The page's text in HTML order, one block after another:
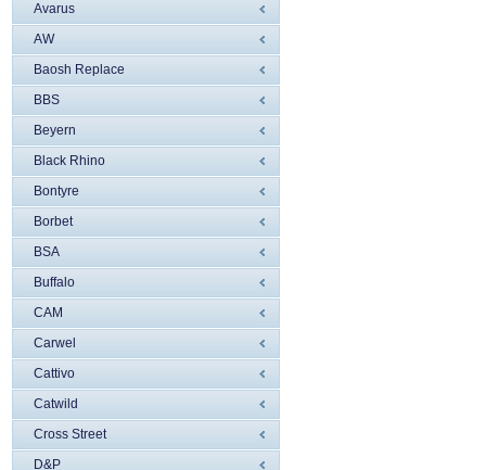
Avarus
AW
Baosh Replace
BBS
Beyern
Black Rhino
Bontyre
Borbet
BSA
Buffalo
CAM
Carwel
Cattivo
Catwild
Cross Street
D&P